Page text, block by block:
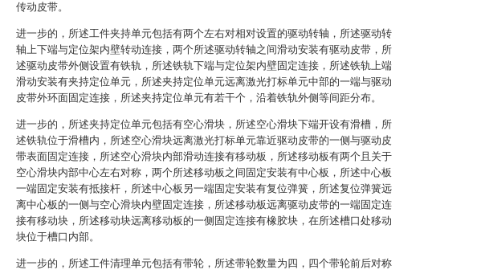
传动皮带。
进一步的，所述工件夹持单元包括有两个左右对相对设置的驱动转轴，所述驱动转
轴上下端与定位架内壁转动连接，两个所述驱动转轴之间滑动安装有驱动皮带，所
述驱动皮带外侧设置有铁轨，所述铁轨下端与定位架内壁固定连接，所述铁轨上端
滑动安装有夹持定位单元，所述夹持定位单元远离激光打标单元中部的一端与驱动
皮带外环面固定连接，所述夹持定位单元有若干个，沿着铁轨外侧等间距分布。
进一步的，所述夹持定位单元包括有空心滑块，所述空心滑块下端开设有滑槽，所
述铁轨位于滑槽内，所述空心滑块远离激光打标单元靠近驱动皮带的一侧与驱动皮
带表面固定连接，所述空心滑块内部滑动连接有移动板，所述移动板有两个且关于
空心滑块内部中心左右对称，两个所述移动板之间固定安装有中心板，所述中心板
一端固定安装有抵接杆，所述中心板另一端固定安装有复位弹簧，所述复位弹簧远
离中心板的一侧与空心滑块内壁固定连接，所述移动板远离驱动皮带的一端固定连
接有移动块，所述移动块远离移动板的一侧固定连接有橡胶块，在所述槽口处移动
块位于槽口内部。
进一步的，所述工件清理单元包括有带轮，所述带轮数量为四，四个带轮前后对称